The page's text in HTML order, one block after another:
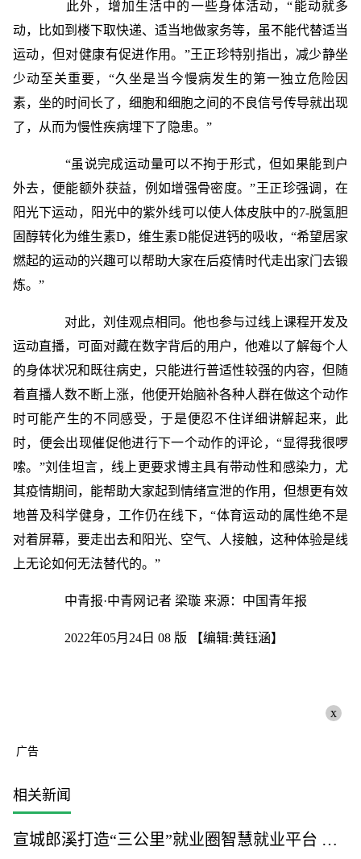
此外，增加生活中的一些身体活动，“能动就多
动，比如到楼下取快递、适当地做家务等，虽不能代替适当
运动，但对健康有促进作用。”王正珍特别指出，减少静坐
少动至关重要，“久坐是当今慢病发生的第一独立危险因
素，坐的时间长了，细胞和细胞之间的不良信号传导就出现
了，从而为慢性疾病埋下了隐患。”
“虽说完成运动量可以不拘于形式，但如果能到户
外去，便能额外获益，例如增强骨密度。”王正珍强调，在
阳光下运动，阳光中的紫外线可以使人体皮肤中的7-脱氢胆
固醇转化为维生素D，维生素D能促进钙的吸收，“希望居家
燃起的运动的兴趣可以帮助大家在后疫情时代走出家门去锻
炼。”
对此，刘佳观点相同。他也参与过线上课程开发及
运动直播，可面对藏在数字背后的用户，他难以了解每个人
的身体状况和既往病史，只能进行普适性较强的内容，但随
着直播人数不断上涨，他便开始脑补各种人群在做这个动作
时可能产生的不同感受，于是便忍不住详细讲解起来，此
时，便会出现催促他进行下一个动作的评论，“显得我很啰
嗦。”刘佳坦言，线上更要求博主具有带动性和感染力，尤
其疫情期间，能帮助大家起到情绪宣泄的作用，但想更有效
地普及科学健身，工作仍在线下，“体育运动的属性绝不是
对着屏幕，要走出去和阳光、空气、人接触，这种体验是线
上无论如何无法替代的。”
中青报·中青网记者 梁璇 来源：中国青年报
2022年05月24日 08 版 【编辑:黄钰涵】
x
广告
相关新闻
宣城郎溪打造“三公里”就业圈智慧就业平台 为居民提供就业岗位